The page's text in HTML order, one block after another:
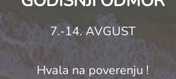
7.-14. AVGUST
Hvala na poverenju !